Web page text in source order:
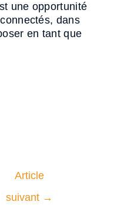
une opportunité
dans
en tant que
Article
suivant →